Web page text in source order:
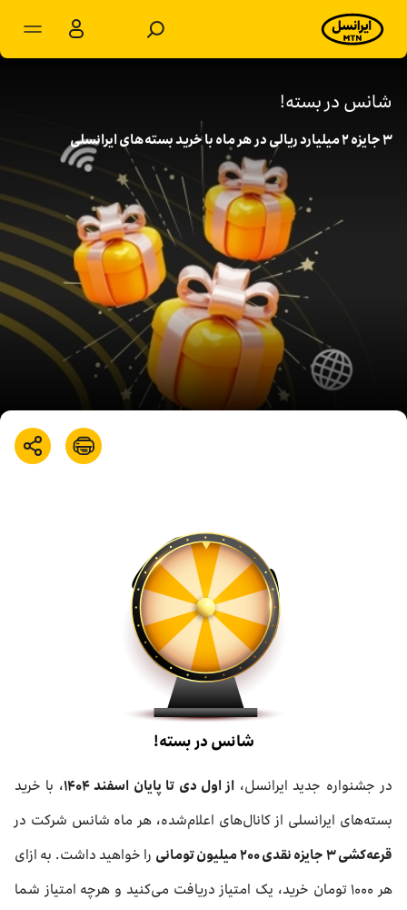
محصولات
سرویس‌های ویژه
EN
شانس در بسته!
۳ جایزه ۲ میلیارد ریالی در هر ماه با خرید بسته‌های ایرانسلی
شانس در بسته!
در جشنواره جدید ایرانسل، از اول دی تا پایان اسفند ۱۴۰۴
، با خرید
بسته‌های ایرانسلی از کانال‌های اعلام‌شده، هر ماه شانس شرکت در
قرعه‌کشی ۳ جایزه نقدی ۲۰۰ میلیون تومانی
را خواهید داشت. به ازای
هر ۱۰۰۰ تومان خرید، یک امتیاز دریافت می‌کنید و هرچه امتیاز شما